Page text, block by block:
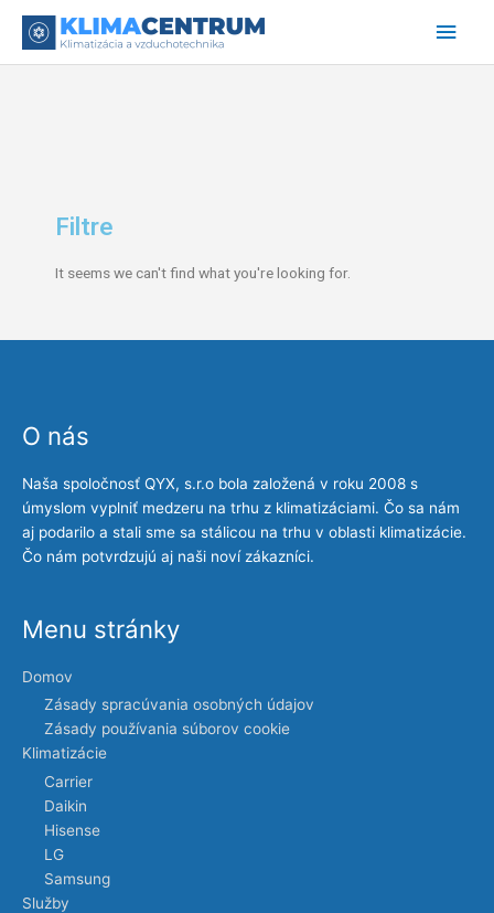
Filtre
It seems we can't find what you're looking for.
O nás
Naša spoločnosť QYX, s.r.o bola založená v roku 2008 s
úmyslom vyplniť medzeru na trhu z klimatizáciami. Čo sa nám
aj podarilo a stali sme sa stálicou na trhu v oblasti klimatizácie.
Čo nám potvrdzujú aj naši noví zákazníci.
Menu stránky
Domov
Zásady spracúvania osobných údajov
Zásady používania súborov cookie
Klimatizácie
Carrier
Daikin
Hisense
LG
Samsung
Služby